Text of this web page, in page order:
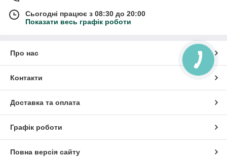
Сьогодні працює з 08:30 до 20:00
Показати весь графік роботи
Про нас
Контакти
Доставка та оплата
Графік роботи
Повна версія сайту